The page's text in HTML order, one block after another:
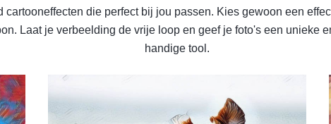
cartooneffecten die perfect bij jou passen. Kies gewoon een
Laat je verbeelding de vrije loop en geef je foto's een unieke
handige tool.